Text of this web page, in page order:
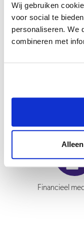
Wij gebruiken
voor social te
personaliseren. We
combineren met
Groeipad
Bij Velison Wonen krijg
loopbaanbudget van €
aan je professionele
Financieel